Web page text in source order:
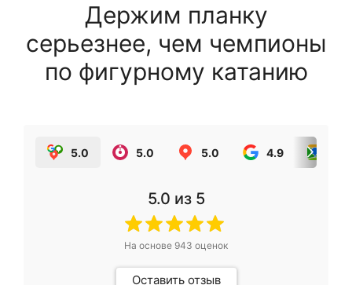
Держим планку
серьезнее, чем чемпионы
по фигурному катанию
5.0 5.0 5.0 4.9
5.0 из 5
На основе 943 оценок
Оставить отзыв